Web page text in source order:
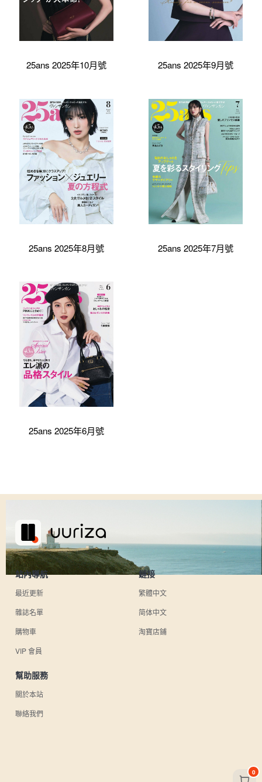
25ans 2025年10月號 25ans 2025年9月號
25ans 2025年8月號 25ans 2025年7月號
25ans 2025年6月號
站內導航
最近更新
雜誌名單
購物車
VIP 會員
鏈接
繁體中文
简体中文
淘寶店鋪
幫助服務
關於本站
聯絡我們
0